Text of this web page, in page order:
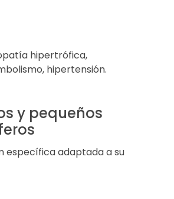
hipertrófica,
hipertensión.
y pequeños
específica adaptada a su